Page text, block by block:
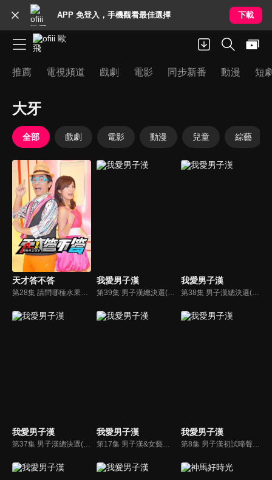
APP 免登入，手機觀看最佳選擇 下載
推薦 電視頻道 戲劇 電影 同步新番 動漫 短
大牙
全部 戲劇 電影 動漫 兒童 綜藝
天才答不答
第28集 請問哪種水果不是何放在冰箱儲藏？
我愛男子漢
第39集 男子漢總決選(下)
我愛男子漢
第38集 男子漢總決選(中)
我愛男子漢 我愛男子漢
第17集 男子漢&女藝人共舞 20強決定賽(下)
我愛男子漢